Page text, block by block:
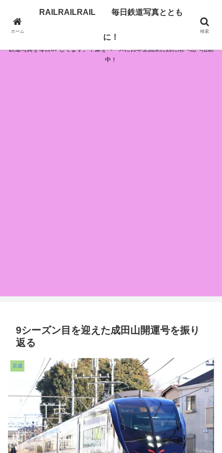
RAILRAILRAIL 毎日鉄道写真とともに！
鉄道写真を毎日UPしてます。千葉をベースに日本全国東に西に南へ北へ活動
中！
9シーズン目を迎えた成田山開運号を振り
返る
京成
ホーム
RAILRAILRAIL 毎日鉄道写真ととも
に！
検索